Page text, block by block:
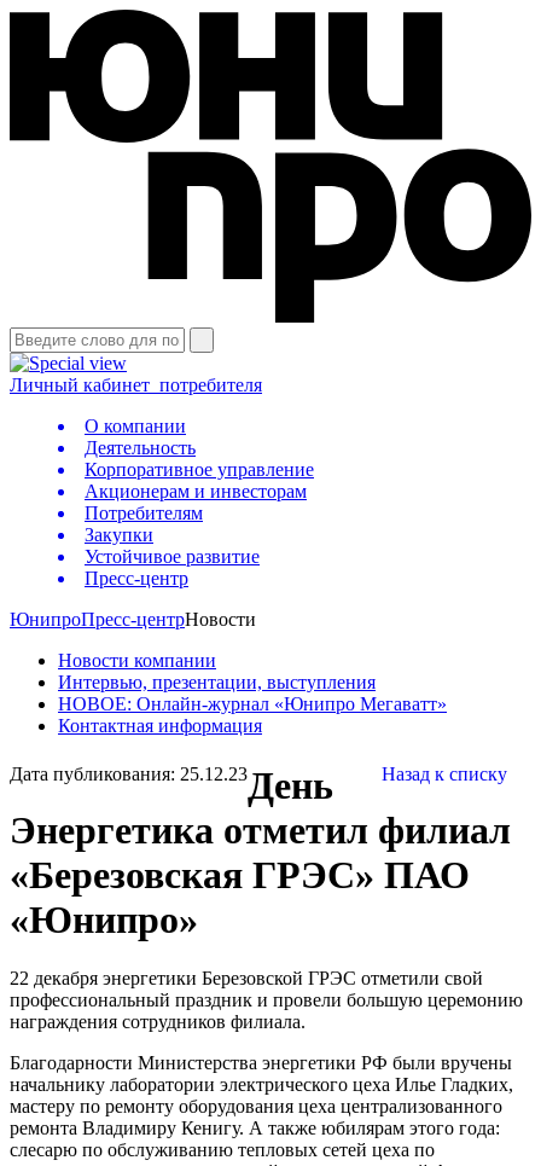
Личный кабинет потребителя
О компании
Деятельность
Корпоративное управление
Акционерам и инвесторам
Потребителям
Закупки
Устойчивое развитие
Пресс-центр
ЮнипроПресс-центрНовости
Новости компании
Интервью, презентации, выступления
НОВОЕ: Онлайн-журнал «Юнипро Мегаватт»
Контактная информация
Дата публикования: 25.12.23 Назад к списку
День
Энергетика отметил филиал
«Березовская ГРЭС» ПАО
«Юнипро»
22 декабря энергетики Березовской ГРЭС отметили свой
профессиональный праздник и провели большую церемонию
награждения сотрудников филиала.
Благодарности Министерства энергетики РФ были вручены
начальнику лаборатории электрического цеха Илье Гладких,
мастеру по ремонту оборудования цеха централизованного
ремонта Владимиру Кенигу. А также юбилярам этого года:
слесарю по обслуживанию тепловых сетей цеха по